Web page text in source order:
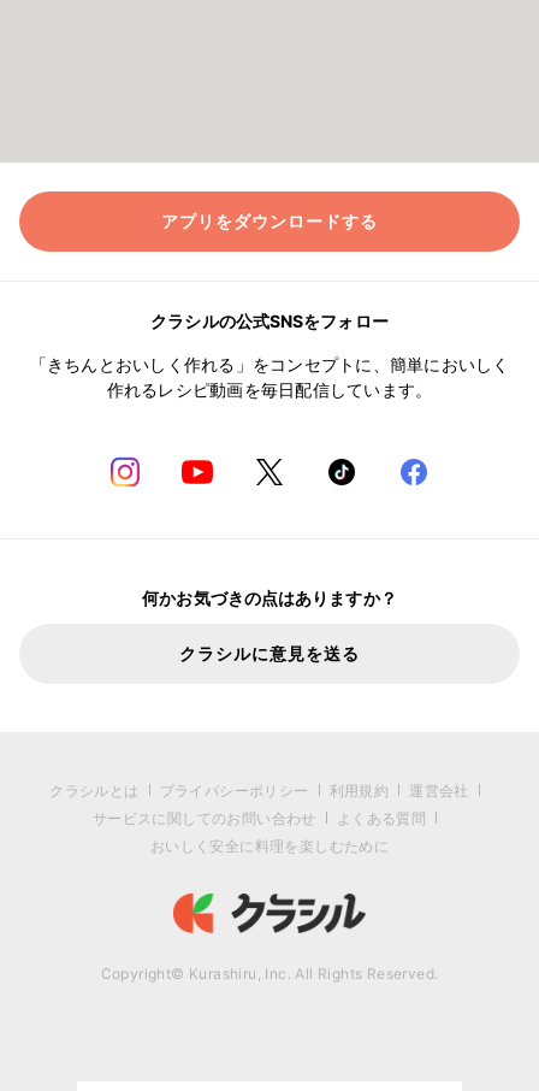
アプリをダウンロードする
クラシルの公式SNSをフォロー
「きちんとおいしく作れる」をコンセプトに、簡単においしく
作れるレシピ動画を毎日配信しています。
何かお気づきの点はありますか？
クラシルに意見を送る
クラシルとは プライバシーポリシー 利用規約
運営会社
サービスに関してのお問い合わせ
よくある質問
おいしく安全に料理を楽しむために
Copyright© Kurashiru, Inc. All Rights Reserved.